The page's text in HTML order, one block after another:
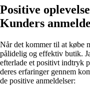
Positive
Kunders
Når det kommer til at købe
pålidelig og effektiv butik.
efterlade et positivt indtryk
deres erfaringer gennem
de positive anmeldelser: